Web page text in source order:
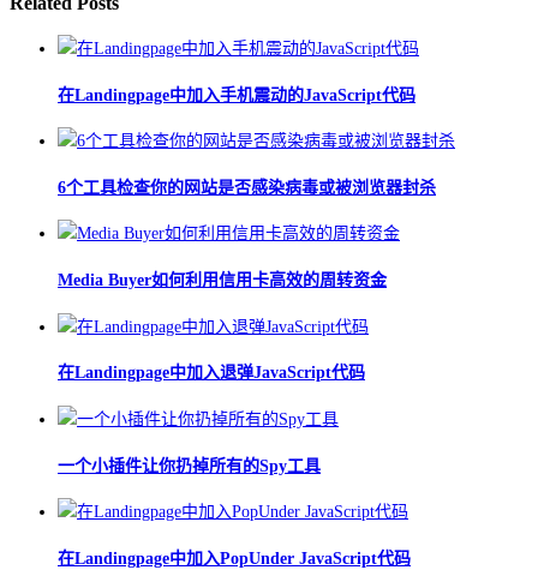
在Landingpage中加入手机震动的JavaScript代码
6个工具检查你的网站是否感染病毒或被浏览器封杀
Media Buyer如何利用信用卡高效的周转资金
在Landingpage中加入退弹JavaScript代码
一个小插件让你扔掉所有的Spy工具
在Landingpage中加入PopUnder JavaScript代码